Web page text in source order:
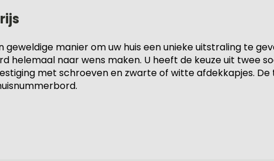
manier om uw huis een unieke uitstraling te
helemaal naar wens maken. U heeft de keuze uit twee
met schroeven en zwarte of witte afdekkapjes.